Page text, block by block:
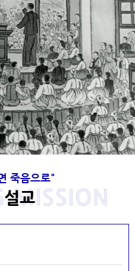
Mission​
죽음으로’
게 주리라" (계 2:10)
복음을 전하는 부흥
누구에게 보내든지 너는 가며 내
견고한 성읍, 쇠기둥, 놋성
취는 주님께서 항상
니다.
권능을 얻고 또 예루살렘과 온 유
할 일을 내가 알지 못하고 내 할
Mission​
죽음으로’
게 주리라" (계 2:10)
복음을 전하는 부흥
누구에게 보내든지 너는 가며 내
견고한 성읍, 쇠기둥, 놋성
취는 주님께서 항상
니다.
권능을 얻고 또 예루살렘과 온 유
할 일을 내가 알지 못하고 내 할
Mission​
죽음으로’
게 주리라" (계 2:10)
복음을 전하는 부흥
누구에게 보내든지 너는 가며 내
견고한 성읍, 쇠기둥, 놋성
취는 주님께서 항상
니다.
권능을 얻고 또 예루살렘과 온 유
할 일을 내가 알지 못하고 내 할
MISSION
죽음으로"
설교